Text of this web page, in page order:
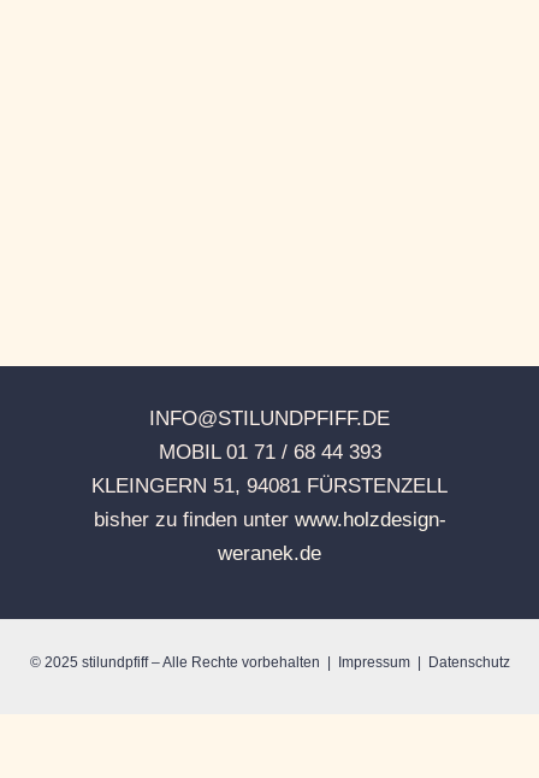
INFO@STILUNDPFIFF.DE
MOBIL 01 71 / 68 44 393
KLEINGERN 51, 94081 FÜRSTENZELL
bisher zu finden unter www.holzdesign-
weranek.de
© 2025 stilundpfiff– Alle Rechte vorbehalten | Impressum| Datenschutz